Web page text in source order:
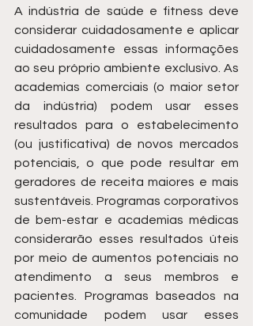
A indústria de saúde e fitness deve
considerar cuidadosamente e aplicar
cuidadosamente essas informações
ao seu próprio ambiente exclusivo. As
academias comerciais (o maior setor
da indústria) podem usar esses
resultados para o estabelecimento
(ou justificativa) de novos mercados
potenciais, o que pode resultar em
geradores de receita maiores e mais
sustentáveis. Programas corporativos
de bem-estar e academias médicas
considerarão esses resultados úteis
por meio de aumentos potenciais no
atendimento a seus membros e
pacientes. Programas baseados na
comunidade podem usar esses